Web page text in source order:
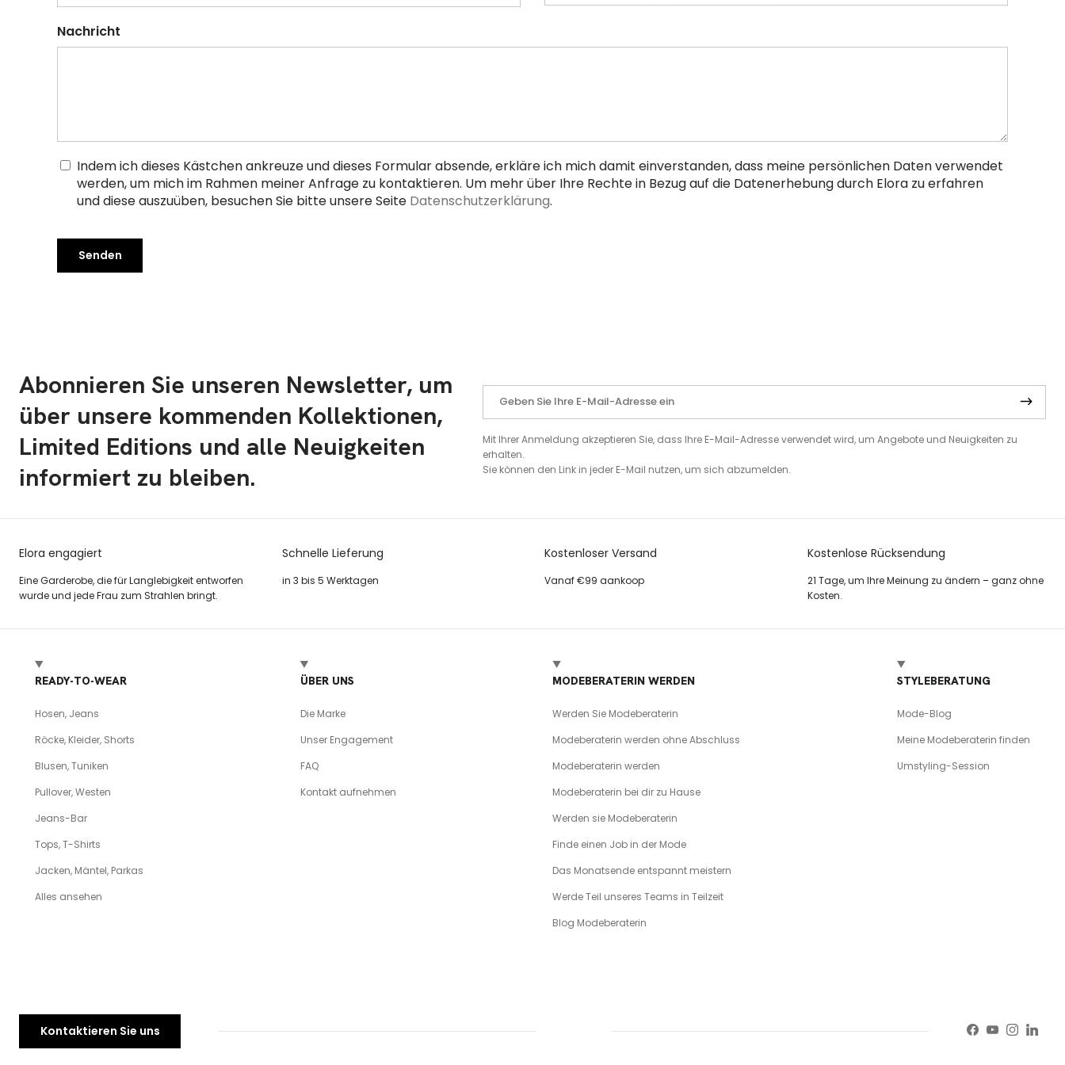
Nachricht
Indem ich dieses Kästchen ankreuze und dieses Formular absende, erkläre ich mich damit einverstanden, dass meine persönlichen Daten verwendet
werden, um mich im Rahmen meiner Anfrage zu kontaktieren. Um mehr über Ihre Rechte in Bezug auf die Datenerhebung durch Elora zu erfahren
und diese auszuüben, besuchen Sie bitte unsere Seite Datenschutzerklärung.
Senden
Abonnieren Sie unseren Newsletter, um
über unsere kommenden Kollektionen,
Limited Editions und alle Neuigkeiten
informiert zu bleiben.
Mit Ihrer Anmeldung akzeptieren Sie, dass Ihre E-Mail-Adresse verwendet wird, um Angebote und Neuigkeiten zu
erhalten.
Sie können den Link in jeder E-Mail nutzen, um sich abzumelden.
Elora engagiert
Eine Garderobe, die für Langlebigkeit entworfen
wurde und jede Frau zum Strahlen bringt.
Schnelle Lieferung
in 3 bis 5 Werktagen
Kostenloser Versand
Vanaf €99 aankoop
Kostenlose Rücksendung
21 Tage, um Ihre Meinung zu ändern – ganz ohne
Kosten.
READY-TO-WEAR
Hosen, Jeans
Röcke, Kleider, Shorts
Blusen, Tuniken
Pullover, Westen
Jeans-Bar
Tops, T-Shirts
Jacken, Mäntel, Parkas
Alles ansehen
ÜBER UNS
Die Marke
Unser Engagement
FAQ
Kontakt aufnehmen
MODEBERATERIN WERDEN
Werden Sie Modeberaterin
Modeberaterin werden ohne Abschluss
Modeberaterin werden
Modeberaterin bei dir zu Hause
Werden sie Modeberaterin
Finde einen Job in der Mode
Das Monatsende entspannt meistern
Werde Teil unseres Teams in Teilzeit
Blog Modeberaterin
STYLEBERATUNG
Mode-Blog
Meine Modeberaterin finden
Umstyling-Session
Kontaktieren Sie uns Facebook
YouTube